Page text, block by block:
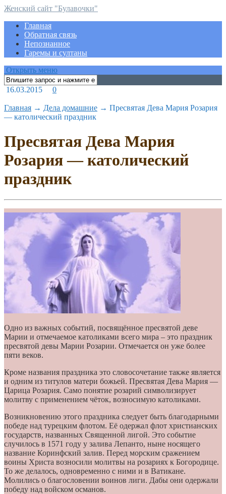
Женский сайт "Булавочки"
Главная
Обратная связь
Непознанное
Гаремы и султаны
Открыть меню
16.03.2015 0
Главная → Дела домашние → Пресвятая Дева Мария Розария
— католический праздник
Пресвятая Дева Мария
Розария — католический
праздник
Одно из важных событий, посвящённое пресвятой деве
Марии и отмечаемое католиками всего мира – это праздник
пресвятой девы Марии Розарии. Отмечается он уже более
пяти веков.
Кроме названия праздника это словосочетание также является
и одним из титулов матери божьей. Пресвятая Дева Мария —
Царица Розария. Само понятие розарий символизирует
молитву с применением чёток, возносимую католиками.
Возникновению этого праздника следует быть благодарными
победе над турецким флотом. Её одержал флот христианских
государств, названных Священной лигой. Это событие
случилось в 1571 году у залива Лепанто, ныне носящего
название Коринфский залив. Перед морским сражением
воины Христа возносили молитвы на розариях к Богородице.
То же делалось, одновременно с ними и в Ватикане.
Молились о благословении воинов лиги. Дабы они одержали
победу над войском османов.